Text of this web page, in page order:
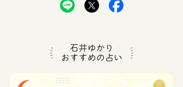
石井ゆかり
おすすめの占い